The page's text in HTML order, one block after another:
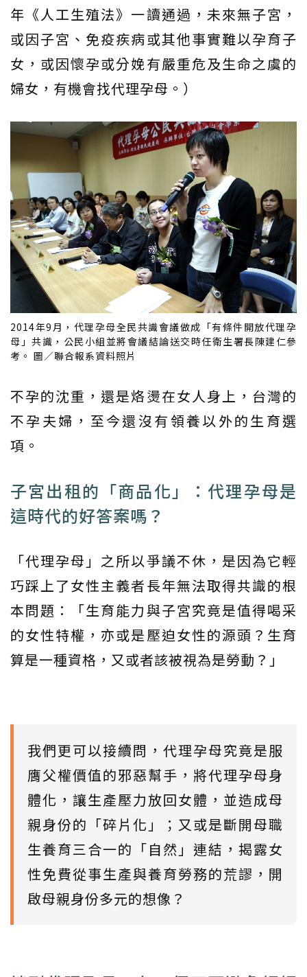
年《人工生殖法》一讀通過，未來無子宮，
或因子宮、免疫疾病或其他事實難以孕育子
女，或因懷孕或分娩有嚴重危及生命之虞的
婦女，有機會找代理孕母。）
2014年9月，代理孕母全民共識會議做成「有條件開放代理孕
母」共識，公民小組並將會議結論送交時任衛生署長陳建仁參
考。 圖／聯合報系資料照片
不孕的沈重，還是烙燙在女人身上，台灣的
不孕夫婦，至今還沒有領養以外的生育選
項。
子宮出租的「商品化」：代理孕母是
這時代的好答案嗎？
「代理孕母」之所以爭議不休，是因為它輕
巧踩上了女性主義者長年無法取得共識的根
本問題：「生育能力與子宮究竟是值得喝采
的女性特權，亦或是壓迫女性的源頭？生育
算是一種資格，又或者該被視為是勞動？」
我們更可以接續問，代理孕母究竟是服
膺父權價值的邪惡幫手，將代理孕母身
體化，讓生產壓力放回女體，並造成母
親身份的「碎片化」；又或是斷開母職
生養育三合一的「自然」連結，揭露女
性免費從事生產與養育勞務的荒謬，開
啟母親身份多元的想像？